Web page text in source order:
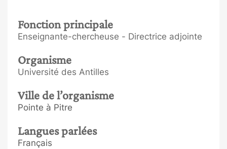
Fonction principale
Enseignante-chercheuse - Directrice adjointe
Organisme
Université des Antilles
Ville de l’organisme
Pointe à Pitre
Langues parlées
Français